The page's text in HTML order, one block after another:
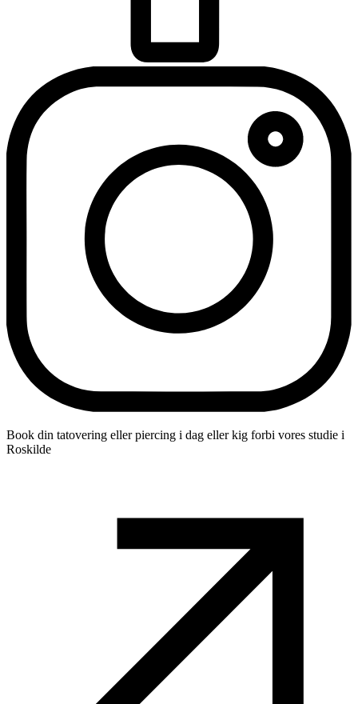
Book din tatovering eller piercing i dag eller kig forbi vores studie i
Roskilde